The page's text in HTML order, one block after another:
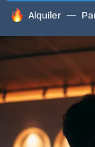
HOY SE HABLA
Alquiler